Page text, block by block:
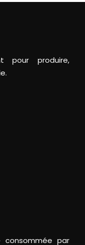
pour produire,
consommée par